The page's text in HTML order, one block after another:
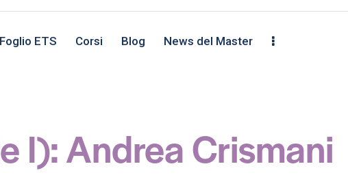
Foglio ETS Corsi Blog News del Master
I): Andrea Crismani